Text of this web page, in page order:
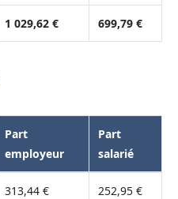
1 029,62 € 699,79 €
Part
employeur
Part
salarié
313,44 € 252,95 €